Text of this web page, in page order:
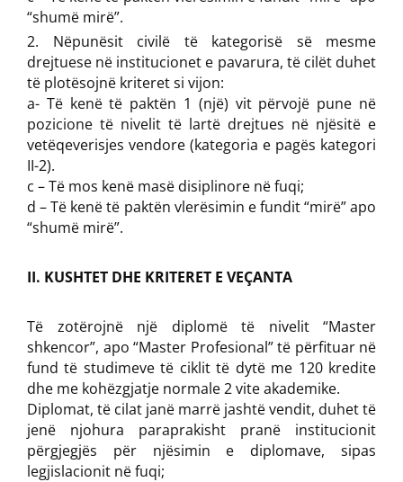
“shumë mirë”.
Nëpunësit civilë të kategorisë së mesme
drejtuese në institucionet e pavarura, të cilët duhet
të plotësojnë kriteret si vijon:
a- Të kenë të paktën 1 (një) vit përvojë pune në
pozicione të nivelit të lartë drejtues në njësitë e
vetëqeverisjes vendore (kategoria e pagës kategori
II-2).
c – Të mos kenë masë disiplinore në fuqi;
d – Të kenë të paktën vlerësimin e fundit “mirë” apo
“shumë mirë”.
II. KUSHTET DHE KRITERET E VEÇANTA
Të zotërojnë një diplomë të nivelit “Master
shkencor”, apo “Master Profesional” të përfituar në
fund të studimeve të ciklit të dytë me 120 kredite
dhe me kohëzgjatje normale 2 vite akademike.
Diplomat, të cilat janë marrë jashtë vendit, duhet të
jenë njohura paraprakisht pranë institucionit
përgjegjës për njësimin e diplomave, sipas
legjislacionit në fuqi;